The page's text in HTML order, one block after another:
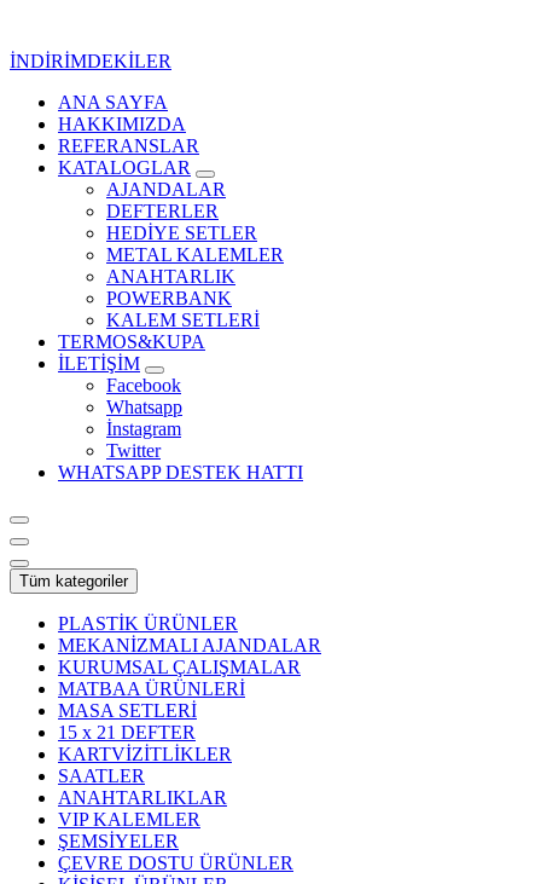
İNDİRİMDEKİLER
Kurumsal Promosyon-Hediyelik
ANA SAYFA
HAKKIMIZDA
REFERANSLAR
KATALOGLAR
AJANDALAR
DEFTERLER
HEDİYE SETLER
METAL KALEMLER
ANAHTARLIK
POWERBANK
KALEM SETLERİ
TERMOS&KUPA
İLETİŞİM
Facebook
Whatsapp
İnstagram
Twitter
WHATSAPP DESTEK HATTI
Tüm kategoriler
PLASTİK ÜRÜNLER
MEKANİZMALI AJANDALAR
KURUMSAL ÇALIŞMALAR
MATBAA ÜRÜNLERİ
MASA SETLERİ
15 x 21 DEFTER
KARTVİZİTLİKLER
SAATLER
ANAHTARLIKLAR
VIP KALEMLER
ŞEMSİYELER
ÇEVRE DOSTU ÜRÜNLER